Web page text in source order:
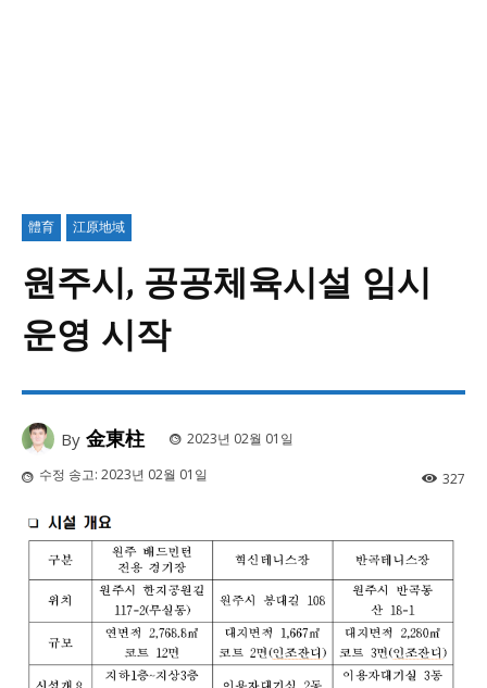
體育 江原地域
원주시, 공공체육시설 임시
운영 시작
By 金東柱
2023년 02월 01일
수정 송고: 2023년 02월 01일 327